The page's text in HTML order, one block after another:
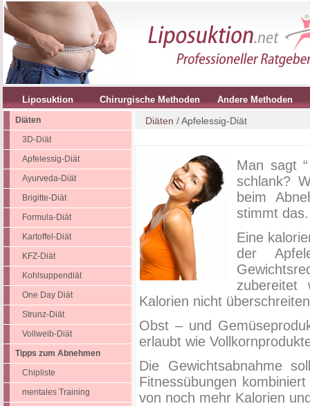
Liposuktion Chirurgische Methoden Andere Methoden
Diäten
3D-Diät
Apfelessig-Diät
Ayurveda-Diät
Brigitte-Diät
Formula-Diät
Kartoffel-Diät
KFZ-Diät
Kohlsuppendiät
One Day Diät
Strunz-Diät
Vollweib-Diät
Tipps zum Abnehmen
Chipliste
mentales Training
Diäten / Apfelessig-Diät
Man sagt
schlank?
beim
stimmt das.
Eine
der
Kalorien nicht
Obst – und
erlaubt wie
Die Gewichtsabnahme
Fitnessübungen
von noch mehr Kalorien